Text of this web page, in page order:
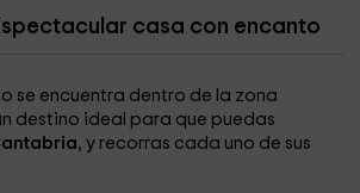
casa con encanto
se encuentra dentro de la zona
destino ideal para que puedas
, y recorras cada uno de sus